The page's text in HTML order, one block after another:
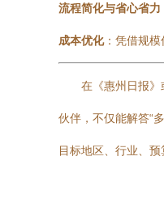
流程简化与省心省力
成本优化：凭借规模
在《惠州日报
伙伴，不仅能解答“
目标地区、行业、